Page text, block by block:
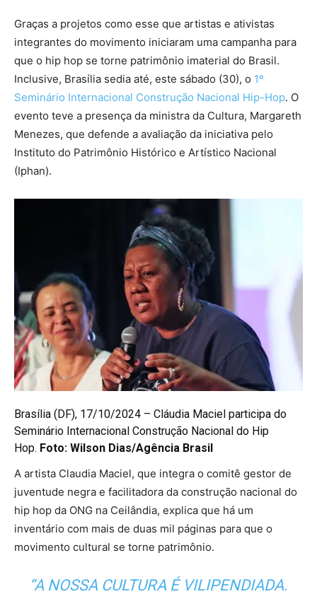
Graças a projetos como esse que artistas e ativistas
integrantes do movimento iniciaram uma campanha para
que o hip hop se torne patrimônio imaterial do Brasil.
Inclusive, Brasília sedia até, este sábado (30), o 1º
Seminário Internacional Construção Nacional Hip-Hop. O
evento teve a presença da ministra da Cultura, Margareth
Menezes, que defende a avaliação da iniciativa pelo
Instituto do Patrimônio Histórico e Artístico Nacional
(Iphan).
Brasília (DF), 17/10/2024 – Cláudia Maciel participa do
Seminário Internacional Construção Nacional do Hip
Hop. Foto: Wilson Dias/Agência Brasil
A artista Claudia Maciel, que integra o comitê gestor de
juventude negra e facilitadora da construção nacional do
hip hop da ONG na Ceilândia, explica que há um
inventário com mais de duas mil páginas para que o
movimento cultural se torne patrimônio.
“A NOSSA CULTURA É VILIPENDIADA.